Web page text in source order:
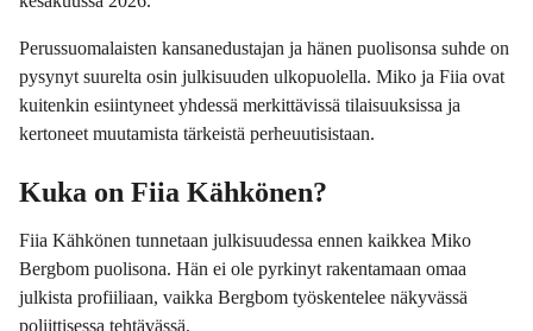
Perussuomalaisten kansanedustajan ja hänen puolisonsa suhde on
pysynyt suurelta osin julkisuuden ulkopuolella. Miko ja Fiia ovat
kuitenkin esiintyneet yhdessä merkittävissä tilaisuuksissa ja
kertoneet muutamista tärkeistä perheuutisistaan.
Kuka on Fiia Kähkönen?
Fiia Kähkönen tunnetaan julkisuudessa ennen kaikkea Miko
Bergbom puolisona. Hän ei ole pyrkinyt rakentamaan omaa
julkista profiiliaan, vaikka Bergbom työskentelee näkyvässä
poliittisessa tehtävässä.